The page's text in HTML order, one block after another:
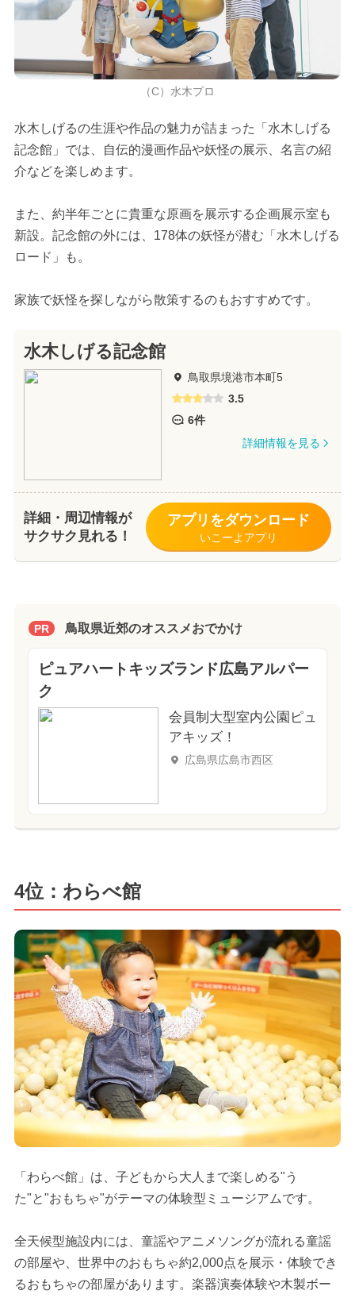
（C）水木プロ
水木しげるの生涯や作品の魅力が詰まった「水木しげる
記念館」では、自伝的漫画作品や妖怪の展示、名言の紹
介などを楽しめます。
また、約半年ごとに貴重な原画を展示する企画展示室も
新設。記念館の外には、178体の妖怪が潜む「水木しげる
ロード」も。
家族で妖怪を探しながら散策するのもおすすめです。
水木しげる記念館
鳥取県境港市本町5
3.5
6件
詳細情報を見る
詳細・周辺情報が
サクサク見れる！
アプリをダウンロード
いこーよアプリ
PR 鳥取県近郊のオススメおでかけ
ピュアハートキッズランド広島アルパー
ク
会員制大型室内公園ピュ
アキッズ！
広島県広島市西区
4位：わらべ館
「わらべ館」は、子どもから大人まで楽しめる"う
た"と"おもちゃ"がテーマの体験型ミュージアムです。
全天候型施設内には、童謡やアニメソングが流れる童謡
の部屋や、世界中のおもちゃ約2,000点を展示・体験でき
るおもちゃの部屋があります。楽器演奏体験や木製ボー